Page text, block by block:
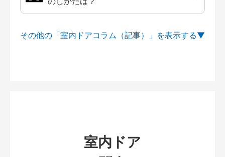
その他の「室内ドアコラム（記事）」を
室内ドア